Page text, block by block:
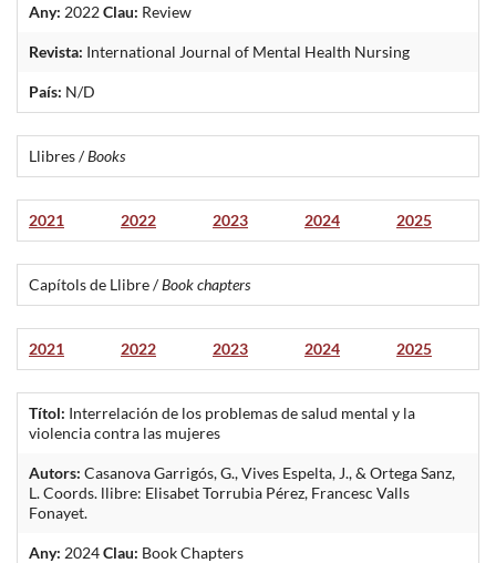
Any: 2022Clau: Review
Revista: International Journal of Mental Health Nursing
País: N/D
Llibres /Books
2021 2022 2023 2024 2025
Capítols de Llibre /Book chapters
2021 2022 2023 2024 2025
Títol: Interrelación de los problemas de salud mental y la
violencia contra las mujeres
Autors: Casanova Garrigós, G., Vives Espelta, J., & Ortega Sanz,
L. Coords. llibre: Elisabet Torrubia Pérez, Francesc Valls
Fonayet.
Any: 2024Clau: Book Chapters